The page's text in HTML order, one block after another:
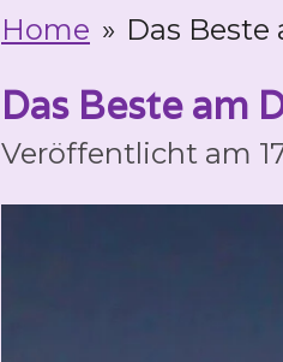
Home » Das Beste
Das Beste am
Veröffentlicht am